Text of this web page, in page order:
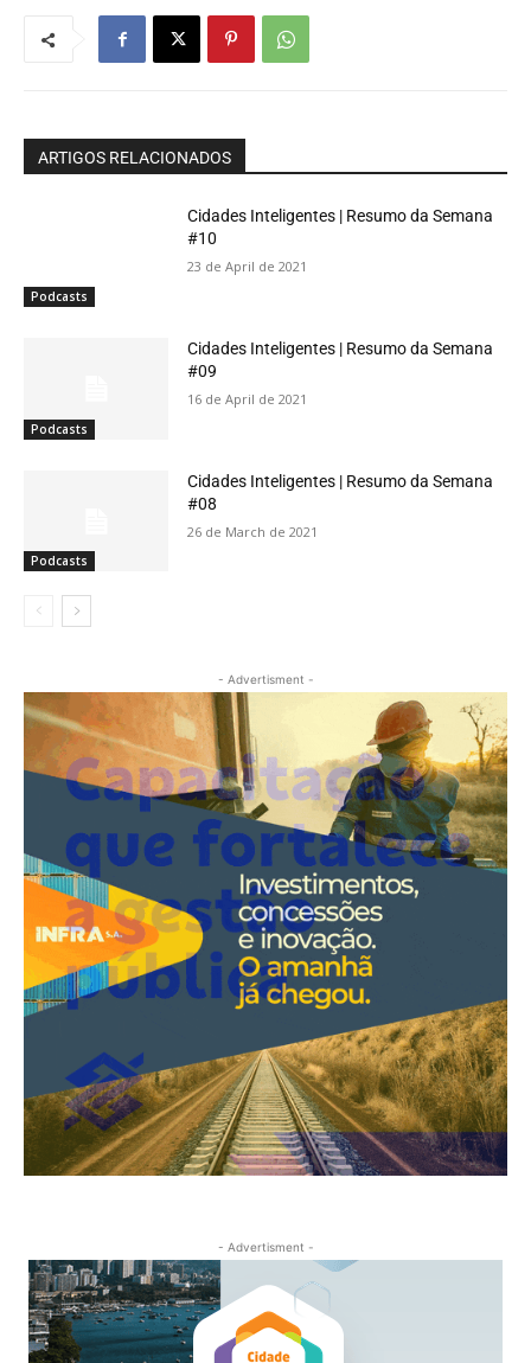
ARTIGOS RELACIONADOS
Podcasts
Cidades Inteligentes | Resumo da Semana
#10
23 de April de 2021
Podcasts
Cidades Inteligentes | Resumo da Semana
#09
16 de April de 2021
Podcasts
Cidades Inteligentes | Resumo da Semana
#08
26 de March de 2021
- Advertisment -
- Advertisment -